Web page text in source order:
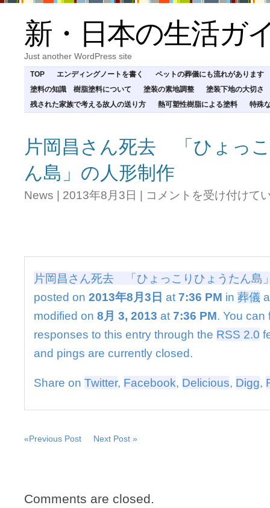
新・日本の生活ガ
Just another WordPress site
TOP エンディングノートを書く
ペットの葬儀にも流れがあります
塗料の知識 樹脂塗料について
塗装の素地調整
塗装下地の大切さ
残された家族で考える故人の送り方
熱可塑性樹脂による塗料 特殊
片岡昌さん死去 「ひょっ
ん島」の人形制作
News | 2013年8月3日 | 片
「ひ
っ
こ
ひ
ょ
う
ん
の
コメントを受け付けて
片岡昌さん死去 「ひょっこりひょうたん島
posted on 2013年8月3日 at 7:36 PM in 葬儀
modified on 8月 3, 2013 at 7:36 PM. You can
responses to this entry through the RSS 2.0
and pings are currently closed.
Share on Twitter, Facebook, Delicious, Digg,
«Previous Post Next Post »
Comments are closed.